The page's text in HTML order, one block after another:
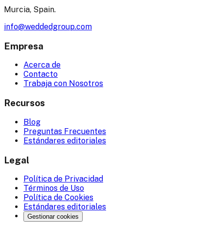
Murcia, Spain.
info@weddedgroup.com
Empresa
Acerca de
Contacto
Trabaja con Nosotros
Recursos
Blog
Preguntas Frecuentes
Estándares editoriales
Legal
Política de Privacidad
Términos de Uso
Política de Cookies
Estándares editoriales
Gestionar cookies